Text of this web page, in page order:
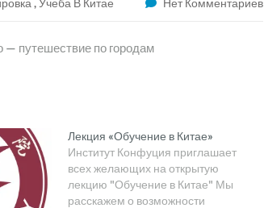
— путешествие по городам
Лекция «Обучение в Китае»
Институт Конфуция приглашает
всех желающих на открытую
лекцию "Обучение в Китае" Мы
расскажем о возможности